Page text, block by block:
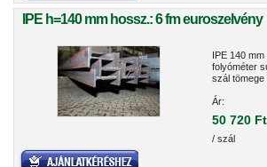
IPE h=140 mm hossz.: 6 fm euroszelvény
IPE 140
folyóméter
szál tömege
Ár:
50 720 Ft
/ szál